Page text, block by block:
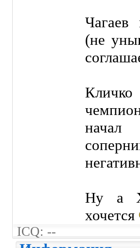
(не
начал
Ну а
хочется
ICQ: --